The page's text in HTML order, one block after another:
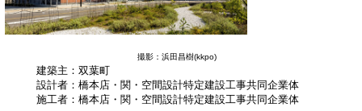
撮影：浜田昌樹(kkpo)
建築主：双葉町
設計者：橋本店・関・空間設計特定建設工事共同企業体
施工者：橋本店・関・空間設計特定建設工事共同企業体